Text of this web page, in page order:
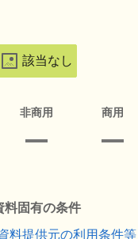
該当なし
非商用 商用
料固有の条件
料提供元の利用条件等